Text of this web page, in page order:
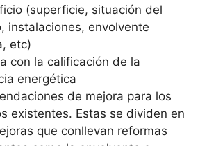
(superficie, situación del
instalaciones, envolvente
etc)
con la calificación de la
energética
de mejora para los
existentes. Estas se dividen en
que conllevan reformas